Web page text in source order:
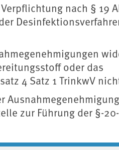
nach § 19
oder das
4 Satz 1 TrinkwV
zur Führung der §-